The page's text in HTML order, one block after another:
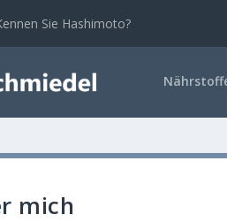
Sie Hashimoto?
mich